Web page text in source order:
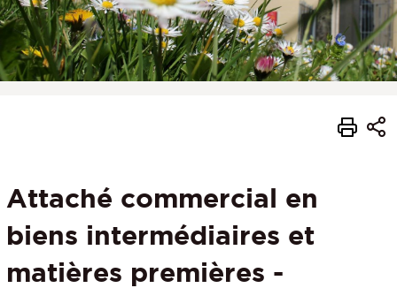
Attaché commercial en
biens intermédiaires et
matières premières -